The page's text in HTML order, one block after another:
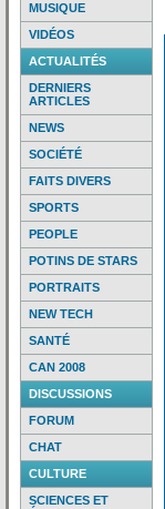
MUSIQUE
VIDÉOS
ACTUALITÉS
DERNIERS
ARTICLES
NEWS
SOCIÉTÉ
FAITS DIVERS
SPORTS
PEOPLE
POTINS DE STARS
PORTRAITS
NEW TECH
SANTÉ
CAN 2008
DISCUSSIONS
FORUM
CHAT
CULTURE
SCIENCES ET